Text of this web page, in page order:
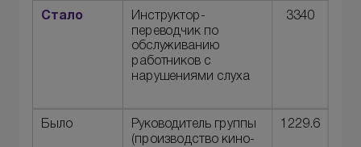
Стало
Инструктор-
переводчик по
обслуживанию
работников с
нарушениями слуха
3340
Было
Руководитель группы
(производство кино-
1229.6